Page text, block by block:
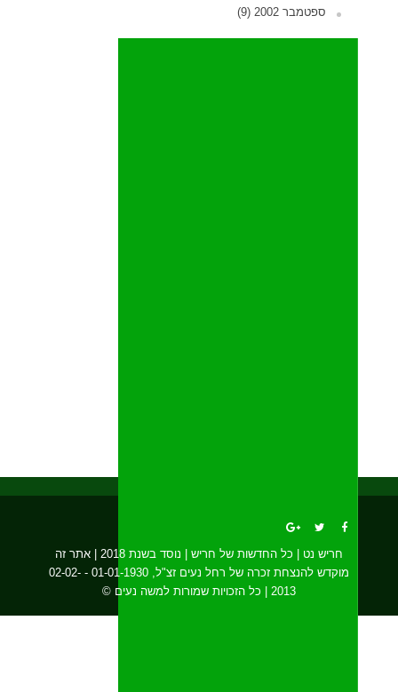
חריש נט | כל החדשות של חריש | נוסד בשנת 2018 | אתר זה
מוקדש להנצחת זכרה של רחל נעים זצ"ל, 01-01-1930 - 02-02-